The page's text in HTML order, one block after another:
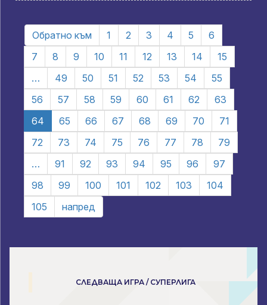
Обратно към 1 2 3 4 5
6
7
8 9 10 11 12 13 14
15
…
49 50 51 52 53 54
55
56
57 58 59 60 61 62
63
64
65 66 67 68 69 70
71
72
73 74 75 76 77 78
79
…
91 92 93 94 95 96
97
98
99 100 101 102 103
104
105
напред
СЛЕДВАЩА ИГРА / СУПЕРЛИГА